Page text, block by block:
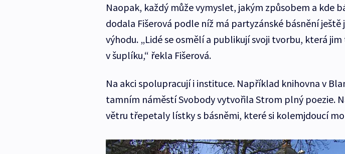
Naopak, každý může vymyslet, jakým způsobem a kde
dodala Fišerová podle níž má partyzánské básnění ještě
výhodu. „Lidé se osmělí a publikují svoji tvorbu, která
v šuplíku,“ řekla Fišerová.
Na akci spolupracují i instituce. Například knihovna v
tamním náměstí Svobody vytvořila Strom plný poezie.
větru třepetaly lístky s básněmi, které si kolemjdoucí